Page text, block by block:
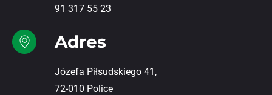
91 317 55 23
Adres
Józefa Piłsudskiego 41,
72-010 Police